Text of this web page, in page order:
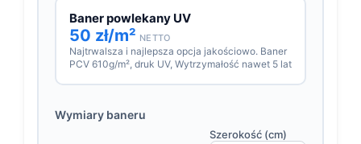
Baner powlekany UV
50 zł/m² NETTO
Najtrwalsza i najlepsza opcja jakościowo. Baner
PCV 610g/m², druk UV, Wytrzymałość nawet 5 lat
Wymiary baneru
Szerokość (cm)